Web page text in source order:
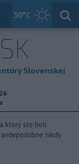
30°C
Slovensko
Slovenskej
ktorý ste boli
nikdy